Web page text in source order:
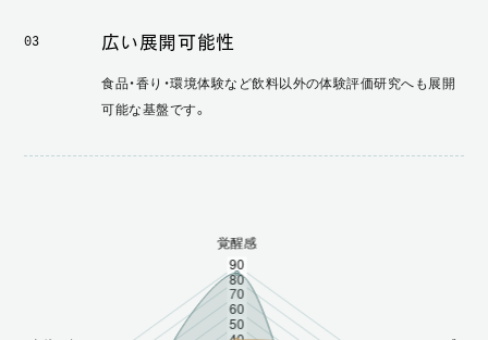
03 広い展開可能性
食品・香り・環境体験など飲料以外の体験評価研究へも展開
可能な基盤です。